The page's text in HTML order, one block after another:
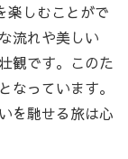
楽しむことがで
流れや美しい
観です。このた
なっています。
を馳せる旅は心